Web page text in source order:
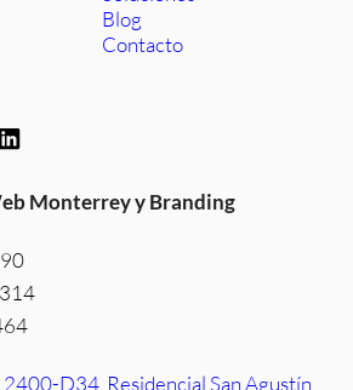
Blog
Contacto
LinkedIn
Monterrey y Branding
D34, Residencial San Agustín